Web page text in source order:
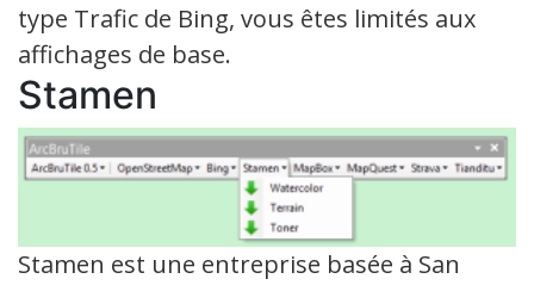
type Trafic de Bing, vous êtes limités aux
affichages de base.
Stamen
Stamen est une entreprise basée à San